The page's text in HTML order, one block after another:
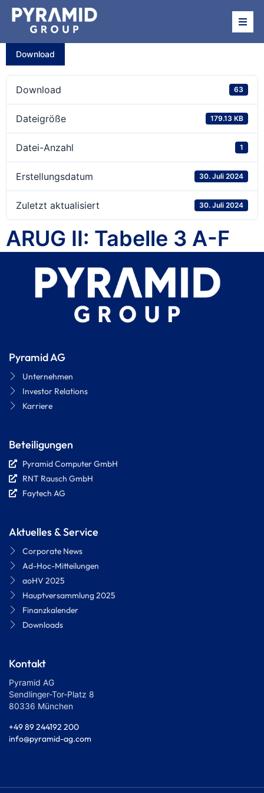
Über uns
Beteiligungen
News
Termine
Investor Relations
Download
Download 63
Dateigröße 179.13 KB
Datei-Anzahl 1
Erstellungsdatum 30. Juli 2024
Zuletzt aktualisiert 30. Juli 2024
ARUG II: Tabelle 3 A-F
Pyramid AG
Unternehmen
Investor Relations
Karriere
Beteiligungen
Pyramid Computer GmbH
RNT Rausch GmbH
Faytech AG
Aktuelles & Service
Corporate News
Ad-Hoc-Mitteilungen
aoHV 2025
Hauptversammlung 2025
Finanzkalender
Downloads
Kontakt
Pyramid AG
Sendlinger-Tor-Platz 8
80336 München
+49 89 244192 200
info@pyramid-ag.com